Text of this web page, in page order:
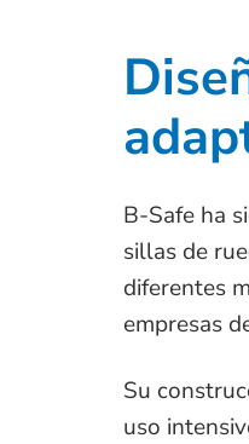
B-Safe ha
sillas de
diferentes
empresas
Su
uso